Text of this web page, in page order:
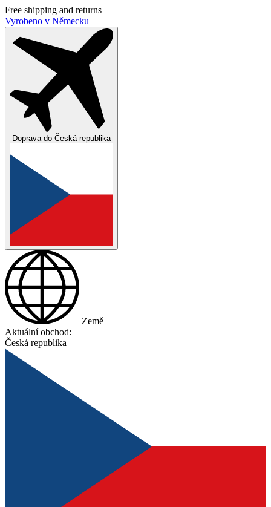
Free shipping and returns
Vyrobeno v Německu
Doprava do Česká republika
Země
Aktuální obchod:
Česká republika